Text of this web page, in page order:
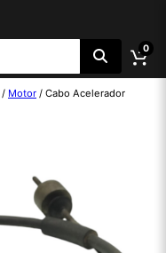
0
/ Motor / Cabo Acelerador